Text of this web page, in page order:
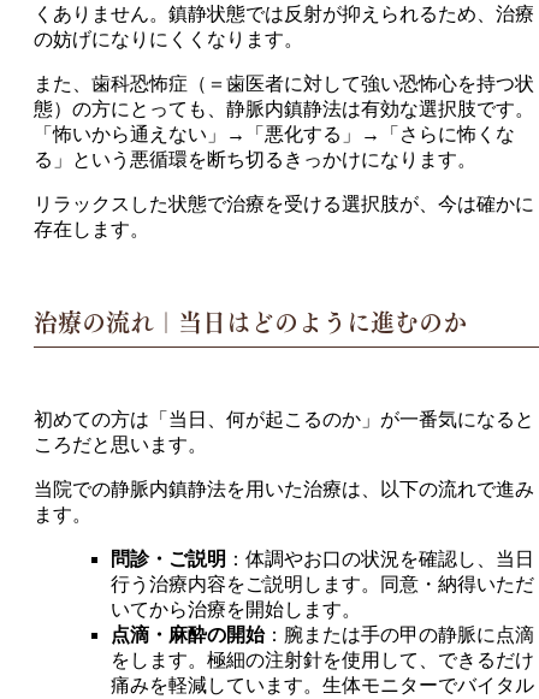
くありません。鎮静状態では反射が抑えられるため、治療
の妨げになりにくくなります。
また、歯科恐怖症（＝歯医者に対して強い恐怖心を持つ状
態）の方にとっても、静脈内鎮静法は有効な選択肢です。
「怖いから通えない」→「悪化する」→「さらに怖くな
る」という悪循環を断ち切るきっかけになります。
リラックスした状態で治療を受ける選択肢が、今は確かに
存在します。
治療の流れ｜当日はどのように進むのか
初めての方は「当日、何が起こるのか」が一番気になると
ころだと思います。
当院での静脈内鎮静法を用いた治療は、以下の流れで進み
ます。
問診・ご説明 ：体調やお口の状況を確認し、当日
行う治療内容をご説明します。同意・納得いただ
いてから治療を開始します。
点滴・麻酔の開始：腕または手の甲の静脈に点滴
をします。極細の注射針を使用して、できるだけ
痛みを軽減しています。生体モニターでバイタル